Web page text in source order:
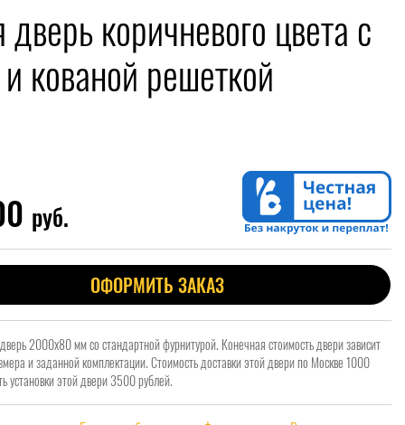
коричневого цвета с
кованой решеткой
руб.
ОФОРМИТЬ ЗАКАЗ
2000x80 мм со стандартной фурнитурой. Конечная стоимость двери зависит
и заданной комплектации. Стоимость доставки этой двери по Москве 1000
установки этой двери 3500 рублей.